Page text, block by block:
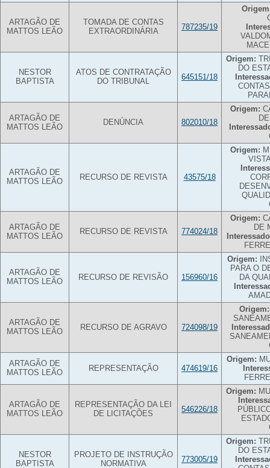
ARTAGÃO DE
MATTOS LEÃO
TOMADA DE CONTAS
EXTRAORDINÁRIA
787235/19
NESTOR
BAPTISTA
ATOS DE CONTRATAÇÃO
DO TRIBUNAL
645151/18
Origem:
DO
ARTAGÃO DE
MATTOS LEÃO
DENÚNCIA 802010/18
Origem:
ARTAGÃO DE
MATTOS LEÃO
RECURSO DE REVISTA 43575/18
Origem:
ARTAGÃO DE
MATTOS LEÃO
RECURSO DE REVISTA 774024/18
Origem:
DE
ARTAGÃO DE
MATTOS LEÃO
RECURSO DE REVISÃO 156960/16
Origem:
PARA O
DA
ARTAGÃO DE
MATTOS LEÃO
RECURSO DE AGRAVO 724098/19
Origem:
ARTAGÃO DE
MATTOS LEÃO
REPRESENTAÇÃO 474619/16
Origem:
ARTAGÃO DE
MATTOS LEÃO
REPRESENTAÇÃO DA LEI
DE LICITAÇÕES
546226/18
Origem:
NESTOR
BAPTISTA
PROJETO DE INSTRUÇÃO
NORMATIVA
773005/19
Origem:
DO